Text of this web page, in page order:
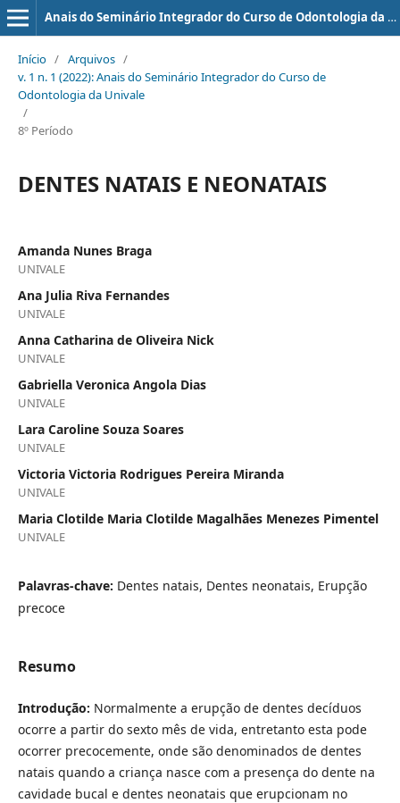
Anais do Seminário Integrador do Curso de Odontologia da UNIVALE
Início / Arquivos /
v. 1 n. 1 (2022): Anais do Seminário Integrador do Curso de
Odontologia da Univale
/
8º Período
DENTES NATAIS E NEONATAIS
Amanda Nunes Braga
UNIVALE
Ana Julia Riva Fernandes
UNIVALE
Anna Catharina de Oliveira Nick
UNIVALE
Gabriella Veronica Angola Dias
UNIVALE
Lara Caroline Souza Soares
UNIVALE
Victoria Victoria Rodrigues Pereira Miranda
UNIVALE
Maria Clotilde Maria Clotilde Magalhães Menezes Pimentel
UNIVALE
Palavras-chave: Dentes natais, Dentes neonatais, Erupção
precoce
Resumo
Introdução: Normalmente a erupção de dentes decíduos
ocorre a partir do sexto mês de vida, entretanto esta pode
ocorrer precocemente, onde são denominados de dentes
natais quando a criança nasce com a presença do dente na
cavidade bucal e dentes neonatais que erupcionam no